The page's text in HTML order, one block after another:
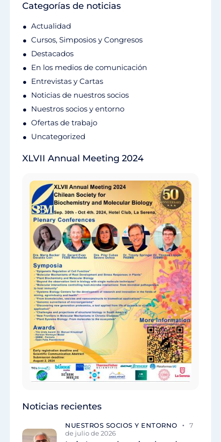
Categorías de noticias
Actualidad
Cursos, Simposios y Congresos
Destacados
En los medios de comunicación
Entrevistas y Cartas
Noticias de nuestros socios
Nuestros socios y entorno
Ofertas de trabajo
Uncategorized
XLVII Annual Meeting 2024
Noticias recientes
NUESTROS SOCIOS Y ENTORNO
7
de julio de 2026